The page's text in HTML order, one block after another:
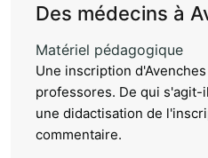
Des médecins à
Matériel pédagogique
Une inscription
professores. De qui s'agit-
une didactisation de
commentaire.